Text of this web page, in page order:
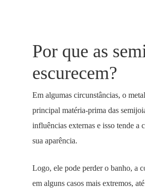
Por que as
escurecem?
Em algumas circunstâncias, o
principal matéria-prima das
influências externas e isso tende a
sua aparência.
Logo, ele pode perder o banho, a
em alguns casos mais extremos,